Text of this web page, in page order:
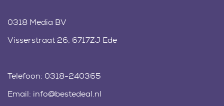
0318 Media BV
Visserstraat 26, 6717ZJ Ede
Telefoon: 0318-240365
Email: info@bestedeal.nl